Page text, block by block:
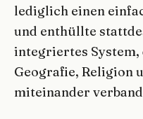
lediglich einen
und enthüllte
integriertes System,
Geografie, Religion
miteinander